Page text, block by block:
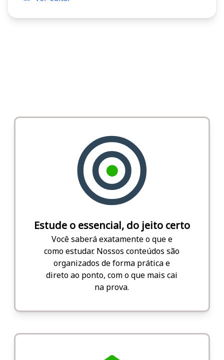
Estude o essencial, do jeito certo
Você saberá exatamente o que e
como estudar. Nossos conteúdos são
organizados de forma prática e
direto ao ponto, com o que mais cai
na prova.